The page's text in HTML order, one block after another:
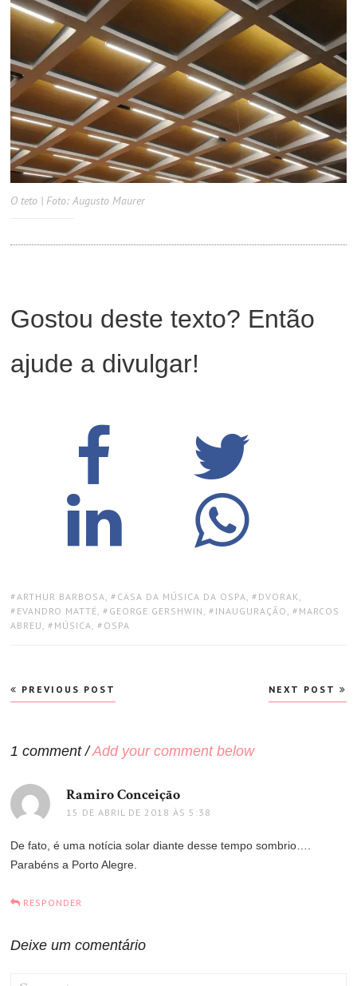
O teto | Foto: Augusto Maurer
Gostou deste texto? Então
ajude a divulgar!
TAGS:
ARTHUR BARBOSA, CASA DA MÚSICA DA OSPA, DVORAK,
EVANDRO MATTÉ, GEORGE GERSHWIN , INAUGURAÇÃO , MARCOS
ABREU , MÚSICA, OSPA
Navegação
de
PREVIOUS POST NEXT POST
1 comment /Add your comment below
Ramiro Conceiçāo
15 DE ABRIL DE 2018 ÀS 5:38
De fato, é uma notícia solar diante desse tempo sombrio….
Parabéns a Porto Alegre.
RESPONDER
Deixe um comentário